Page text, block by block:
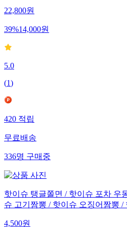
22,800원
39%14,000원
5.0
(1)
420적립
무료배송
336명구매중
핫이슈 탱글쫄면 / 핫이슈 포차 우
슈 고기짬뽕 / 핫이슈 오징어짬뽕 /